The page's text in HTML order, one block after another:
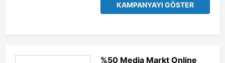
KAMPANYAYI GÖSTER
%50 Media Markt Online